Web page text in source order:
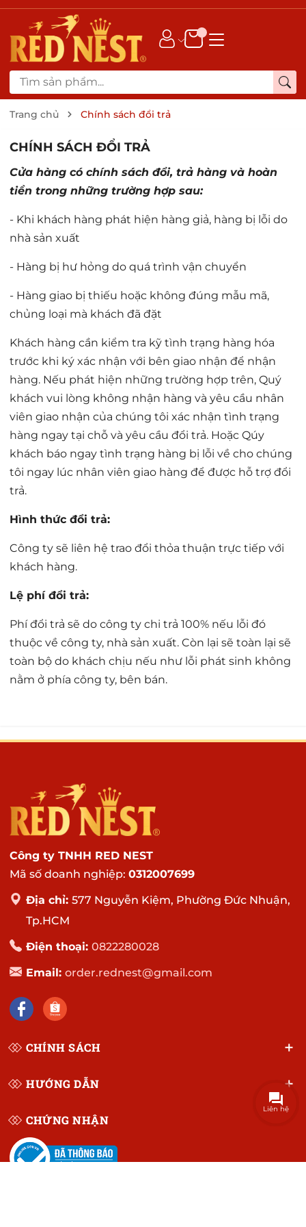
Trang chủ Chính sách đổi trả
CHÍNH SÁCH ĐỔI TRẢ
Cửa hàng có chính sách đổi, trả hàng và hoàn
tiền trong những trường hợp sau:
- Khi khách hàng phát hiện hàng giả, hàng bị lỗi do
nhà sản xuất
- Hàng bị hư hỏng do quá trình vận chuyển
- Hàng giao bị thiếu hoặc không đúng mẫu mã,
chủng loại mà khách đã đặt
Khách hàng cần kiểm tra kỹ tình trạng hàng hóa
trước khi ký xác nhận với bên giao nhận để nhận
hàng. Nếu phát hiện những trường hợp trên, Quý
khách vui lòng không nhận hàng và yêu cầu nhân
viên giao nhận của chúng tôi xác nhận tình trạng
hàng ngay tại chỗ và yêu cầu đổi trả. Hoặc Qúy
khách báo ngay tình trạng hàng bị lỗi về cho chúng
tôi ngay lúc nhân viên giao hàng để được hỗ trợ đổi
trả.
Hình thức đổi trả:
Công ty sẽ liên hệ trao đổi thỏa thuận trực tiếp với
khách hàng.
Lệ phí đổi trả:
Phí đổi trả sẽ do công ty chi trả 100% nếu lỗi đó
thuộc về công ty, nhà sản xuất. Còn lại sẽ toàn lại sẽ
toàn bộ do khách chịu nếu như lỗi phát sinh không
nằm ở phía công ty, bên bán.
Công ty TNHH RED NEST
Mã số doanh nghiệp: 0312007699
Địa chỉ: 577 Nguyễn Kiệm, Phường Đức Nhuận,
Tp.HCM
Điện thoại: 0822280028
Email: order.rednest@gmail.com
CHÍNH SÁCH
HƯỚNG DẪN
CHỨNG NHẬN
Liên hệ